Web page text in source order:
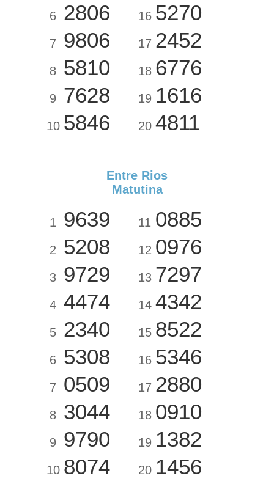
6 2806
7 9806
8 5810
9 7628
10 5846
16 5270
17 2452
18 6776
19 1616
20 4811
Entre Rios
Matutina
1 9639
2 5208
3 9729
4 4474
5 2340
6 5308
7 0509
8 3044
9 9790
10 8074
11 0885
12 0976
13 7297
14 4342
15 8522
16 5346
17 2880
18 0910
19 1382
20 1456